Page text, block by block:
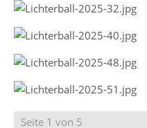
Seite 1 von 5